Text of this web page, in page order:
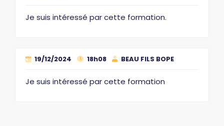
Je suis intéressé par cette formation.
19/12/2024 18h08 BEAU FILS BOPE
Je suis intéressé par cette formation